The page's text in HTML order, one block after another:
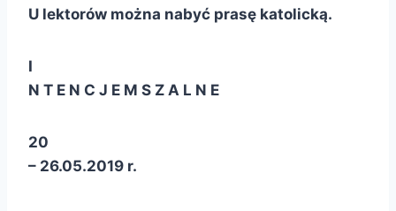
U lektorów można nabyć prasę katolicką.
I
N T E N C J E M S Z A L N E
20
– 26.05.2019 r.